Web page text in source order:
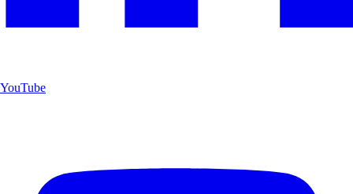
YouTube